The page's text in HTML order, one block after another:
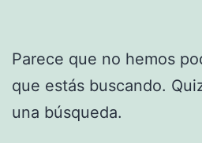
Parece que no hemos
que estás buscando.
una búsqueda.